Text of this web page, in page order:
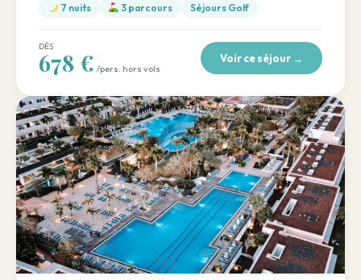
7 nuits 3 parcours Séjours Golf
DÈS
678 € /pers. hors vols
Voir ce séjour →